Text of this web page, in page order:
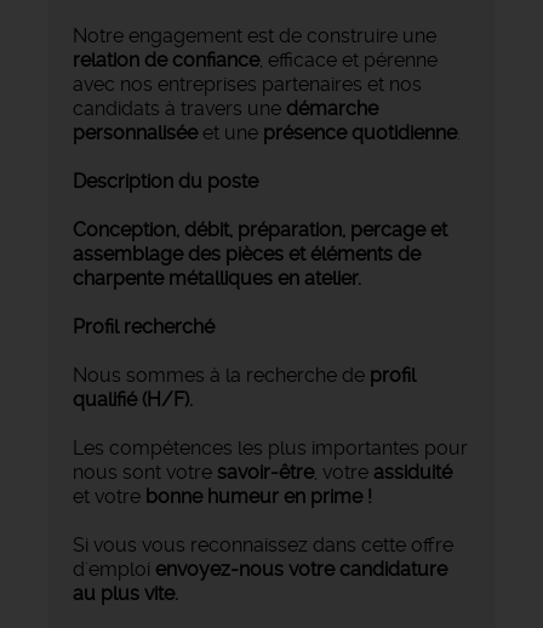
Notre engagement est de construire une
relation de confiance, efficace et pérenne
avec nos entreprises partenaires et nos
candidats à travers une démarche
personnaliséeet une présence quotidienne.
Description du poste
Conception, débit, préparation, percage et
assemblage des pièces et éléments de
charpente métalliques en atelier.
Profil recherché
Nous sommes à la recherche de profil
qualifié (H/F).
Les compétences les plus importantes pour
nous sont votre savoir-être, votre assiduité
et votre bonne humeur en prime !
Si vous vous reconnaissez dans cette offre
d'emploi envoyez-nous votre candidature
au plus vite.